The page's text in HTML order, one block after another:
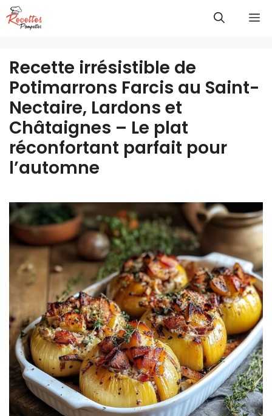
Aller
au
Recette irrésistible de
Potimarrons Farcis au Saint-
Nectaire, Lardons et
Châtaignes – Le plat
réconfortant parfait pour
l’automne